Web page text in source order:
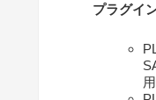
プラグイ